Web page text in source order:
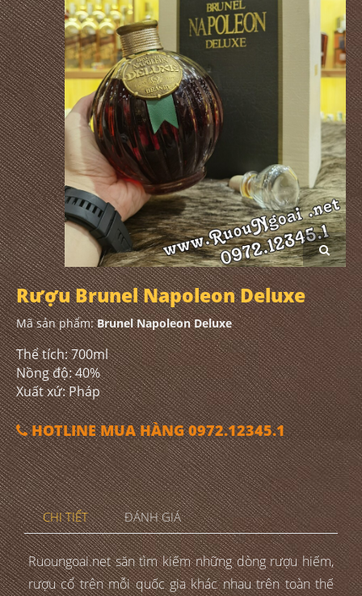
Rượu Brunel Napoleon Deluxe
Mã sản phẩm:Brunel Napoleon Deluxe
Thể tích: 700ml
Nồng độ: 40%
Xuất xứ: Pháp
HOTLINE MUA HÀNG 0972.12345.1
CHI TIẾT ĐÁNH GIÁ
Ruoungoai.net săn tìm kiếm những dòng rượu hiếm,
rượu cổ trên mỗi quốc gia khác nhau trên toàn thế